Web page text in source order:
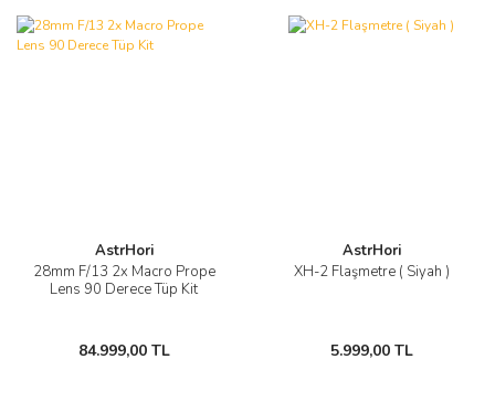
AstrHori
28mm F/13 2x Macro Prope
Lens 90 Derece Tüp Kit
84.999,00 TL
AstrHori
XH-2 Flaşmetre ( Siyah )
5.999,00 TL